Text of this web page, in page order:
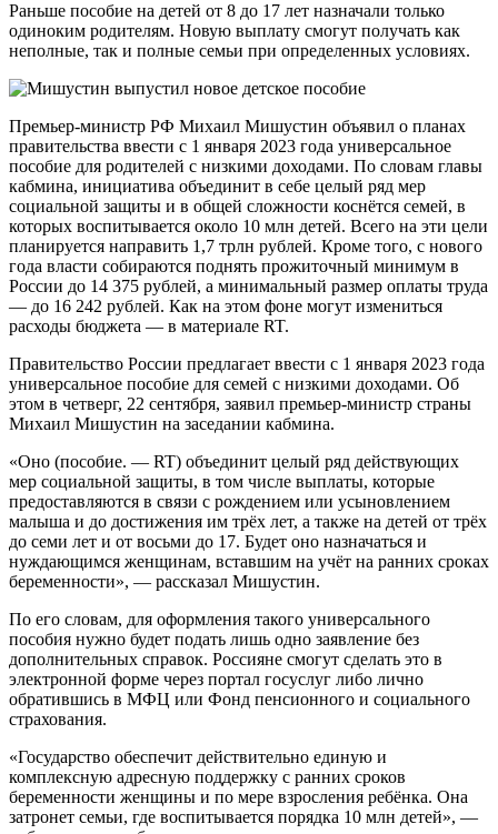
Раньше пособие на детей от 8 до 17 лет назначали только
одиноким родителям. Новую выплату смогут получать как
неполные, так и полные семьи при определенных условиях.
Премьер-министр РФ Михаил Мишустин объявил о планах
правительства ввести с 1 января 2023 года универсальное
пособие для родителей с низкими доходами. По словам главы
кабмина, инициатива объединит в себе целый ряд мер
социальной защиты и в общей сложности коснётся семей, в
которых воспитывается около 10 млн детей. Всего на эти цели
планируется направить 1,7 трлн рублей. Кроме того, с нового
года власти собираются поднять прожиточный минимум в
России до 14 375 рублей, а минимальный размер оплаты труда
— до 16 242 рублей. Как на этом фоне могут измениться
расходы бюджета — в материале RT.
Правительство России предлагает ввести с 1 января 2023 года
универсальное пособие для семей с низкими доходами. Об
этом в четверг, 22 сентября, заявил премьер-министр страны
Михаил Мишустин на заседании кабмина.
«Оно (пособие. — RT) объединит целый ряд действующих
мер социальной защиты, в том числе выплаты, которые
предоставляются в связи с рождением или усыновлением
малыша и до достижения им трёх лет, а также на детей от трёх
до семи лет и от восьми до 17. Будет оно назначаться и
нуждающимся женщинам, вставшим на учёт на ранних сроках
беременности», — рассказал Мишустин.
По его словам, для оформления такого универсального
пособия нужно будет подать лишь одно заявление без
дополнительных справок. Россияне смогут сделать это в
электронной форме через портал госуслуг либо лично
обратившись в МФЦ или Фонд пенсионного и социального
страхования.
«Государство обеспечит действительно единую и
комплексную адресную поддержку с ранних сроков
беременности женщины и по мере взросления ребёнка. Она
затронет семьи, где воспитывается порядка 10 млн детей», —